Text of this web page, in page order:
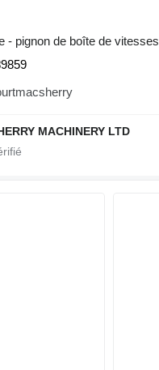
- pignon de boîte de vitesses
MACHINERY LTD